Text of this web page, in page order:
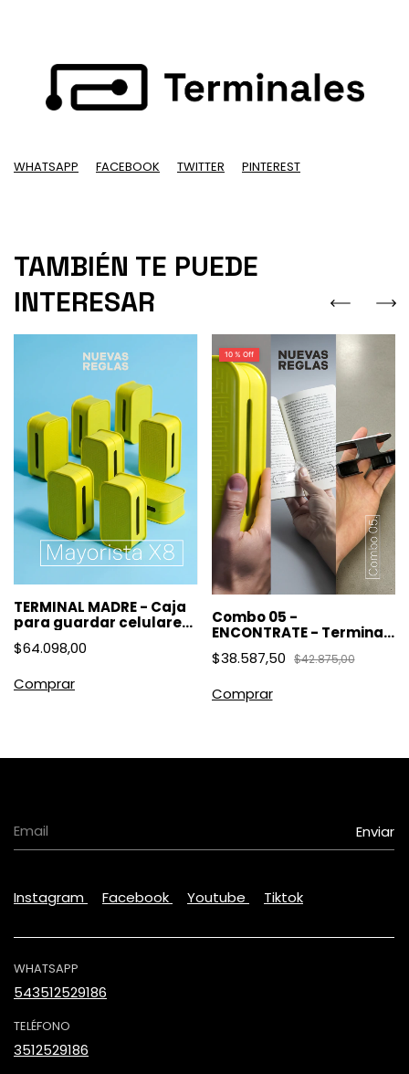
WHATSAPP FACEBOOK TWITTER PINTEREST
TAMBIÉN TE PUEDE
INTERESAR
TERMINAL MADRE - Caja
para guardar celulares
- Mayoristas X8
$64.098,00
Comprar
10 % Off
Combo 05 -
ENCONTRATE - Terminal
Madre + S.O.S. + Ubicarte
$38.587,50 $42.875,00
Instagram Facebook Youtube Tiktok
WHATSAPP
543512529186
TELÉFONO
3512529186